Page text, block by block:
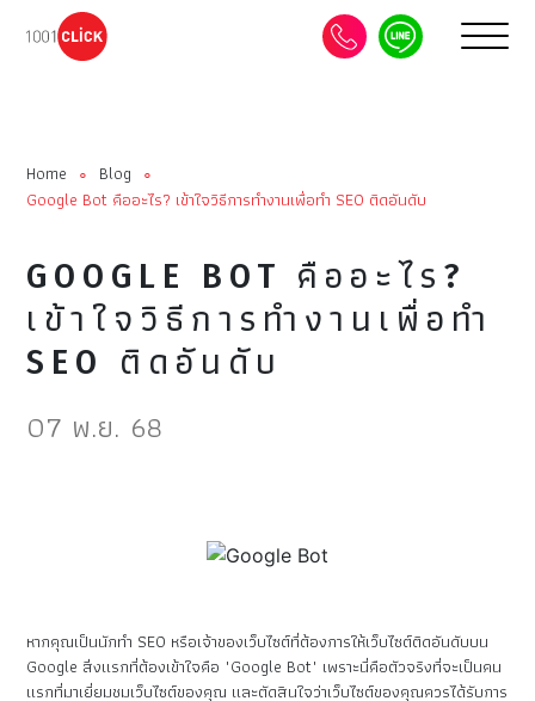
Home ∘ Blog ∘
Google Bot คืออะไร? เข้าใจวิธีการทำงานเพื่อทำ SEO ติดอันดับ
GOOGLE BOT คืออะไร?
เข้าใจวิธีการทำงานเพื่อทำ
SEO ติดอันดับ
07 พ.ย. 68
หากคุณเป็นนักทำ SEO หรือเจ้าของเว็บไซต์ที่ต้องการให้เว็บไซต์ติดอันดับบน
Google สิ่งแรกที่ต้องเข้าใจคือ "Google Bot" เพราะนี่คือตัวจริงที่จะเป็นคน
แรกที่มาเยี่ยมชมเว็บไซต์ของคุณ และตัดสินใจว่าเว็บไซต์ของคุณควรได้รับการ